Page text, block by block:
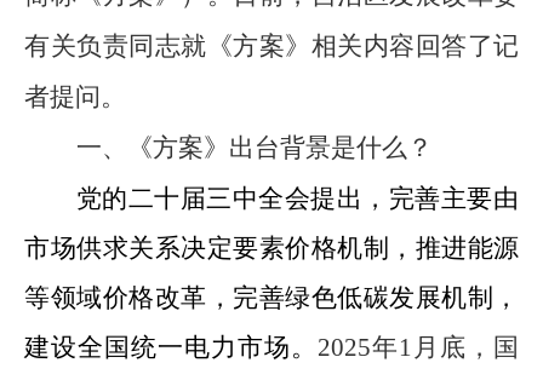
有关负责同志就《方案》相关内容回答了记
者提问。
一、《方案》出台背景是什么？
党的二十届三中全会提出， 完善主要由
市场供求关系决定要素价格机制，推进能源
等领域价格改革，完善绿色低碳发展机制 ，
建设全国统一电力市场。 2025年1 月底，国